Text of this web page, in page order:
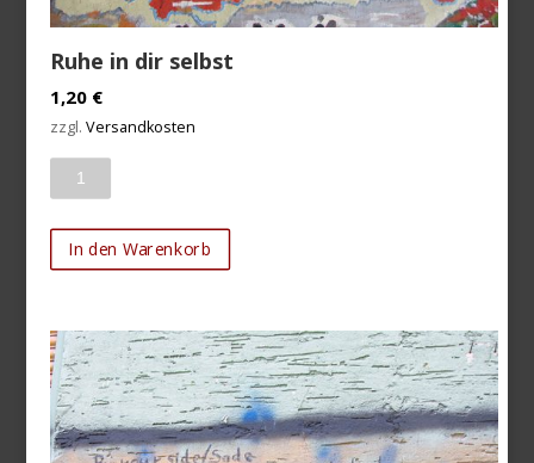
Ruhe in dir selbst
1,20 €
zzgl.Versandkosten
In den Warenkorb